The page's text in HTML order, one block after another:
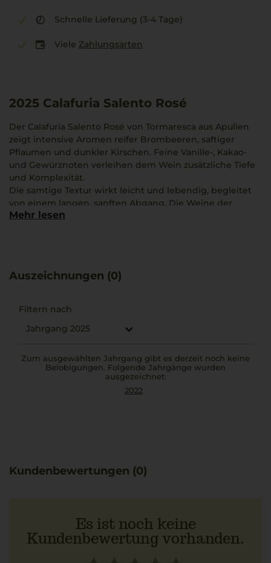
Schnelle Lieferung (3-4 Tage)
Viele Zahlungsarten
2025 Calafuria Salento Rosé
Der Calafuria Salento Rosé von Tormaresca aus Apulien
zeigt intensive Aromen reifer Brombeeren, saftiger
Pflaumen und dunkler Kirschen. Feine Vanille-, Kakao-
und Gewürznoten verleihen dem Wein zusätzliche Tiefe
und Komplexität.
Die samtige Textur wirkt leicht und lebendig, begleitet
von einem langen, sanften Abgang. Die Weine der
Region Salento sind für ihre charaktervolle und
Vitello Tonnato.
Mehr lesen
Auszeichnungen (0)
Filtern nach
Jahrgang 2025
Zum ausgewählten Jahrgang gibt es derzeit noch keine
Belobigungen. Folgende Jahrgänge wurden
ausgezeichnet:
2022
Kundenbewertungen (0)
Es ist noch keine
Kundenbewertung vorhanden.